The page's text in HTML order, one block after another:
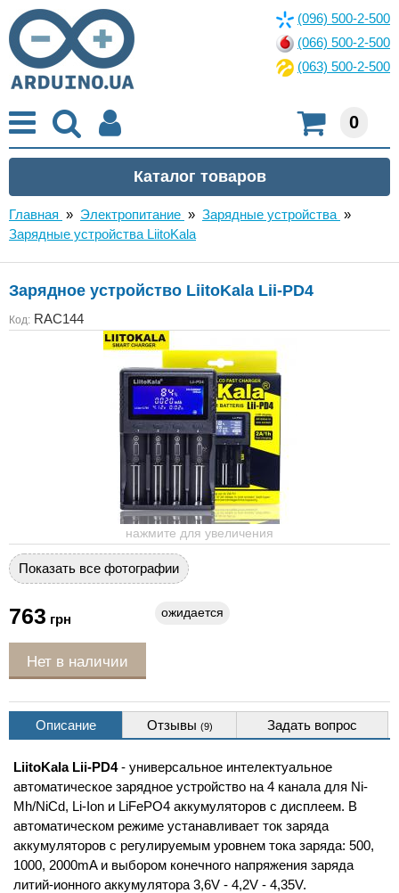
(096) 500-2-500
(066) 500-2-500
(063) 500-2-500
0
Главная » Электропитание » Зарядные устройства »
Зарядные устройства LiitoKala
Зарядное устройство LiitoKala Lii-PD4
Код: RAC144
нажмите для увеличения
Показать все фотографии
763 грн ожидается
Нет в наличии
Описание Отзывы (9) Задать вопрос
LiitoKala Lii-PD4- универсальное интелектуальное
автоматическое зарядное устройство на 4 канала для Ni-
Mh/NiCd, Li-Ion и LiFePO4 аккумуляторов с дисплеем. В
автоматическом режиме устанавливает ток заряда
аккумуляторов с регулируемым уровнем тока заряда: 500,
1000, 2000mA и выбором конечного напряжения заряда
литий-ионного аккумулятора 3,6V - 4,2V - 4,35V.